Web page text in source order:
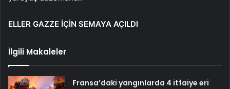
ELLER GAZZE İÇİN SEMAYA AÇILDI
İlgili Makaleler
Fransa’daki yangınlarda 4 itfaiye eri